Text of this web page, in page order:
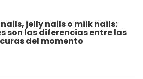
nails, jelly nails o milk nails:
son las diferencias entre las
del momento